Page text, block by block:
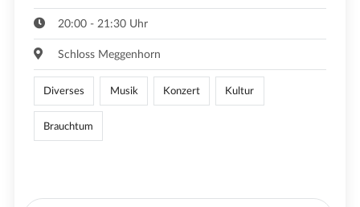
20:00 - 21:30 Uhr
Schloss Meggenhorn
Diverses Musik Konzert Kultur
Brauchtum